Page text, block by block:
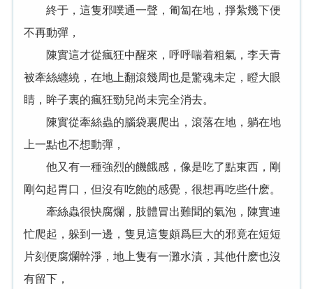
終于，這隻邪噗通一聲，匍匐在地，掙紮幾下便
不再動彈，
陳實這才從瘋狂中醒來，呼呼喘着粗氣，李天青
被牽絲纏繞，在地上翻滾幾周也是驚魂未定，瞪大眼
睛，眸子裏的瘋狂勁兒尚未完全消去。
陳實從牽絲蟲的腦袋裏爬出，滾落在地，躺在地
上一點也不想動彈，
他又有一種強烈的饑餓感，像是吃了點東西，剛
剛勾起胃口，但沒有吃飽的感覺，很想再吃些什麽。
牽絲蟲很快腐爛，肢體冒出難聞的氣泡，陳實連
忙爬起，躲到一邊，隻見這隻頗爲巨大的邪竟在短短
片刻便腐爛幹淨，地上隻有一灘水漬，其他什麽也沒
有留下，